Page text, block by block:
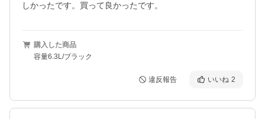
しかったです。買って良かったです。
購入した商品
容量6.3L/ブラック
違反報告 いいね 2